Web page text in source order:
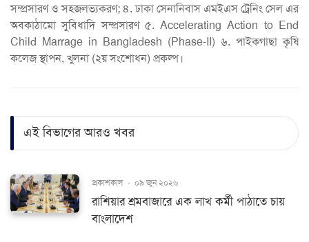
সম্প্রসারণ ও সহজলভ্যকরণ; ৪. ঢাকা সেনানিবাস এমইএস ট্রেনিং সেল এর
অবকাঠামো সুবিধাদি সম্প্রসারণ ৫. Accelerating Action to End
Child Marrage in Bangladesh (Phase-II) ৬. পাইকগাছা কৃষি
কলেজ স্থাপন, খুলনা (২য় সংশোধন) প্রকল্প।
এই বিভাগের আরও খবর
প্রকাশকাল - ০৯ জুন ২০২৬
রাশিয়ার শ্রমবাজারে এক লাখ কর্মী পাঠাতে চায়
বাংলাদেশ